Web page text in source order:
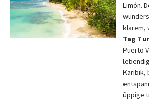
Limón.
klarem,
Tag 7
Puerto
Karibik,
üppige